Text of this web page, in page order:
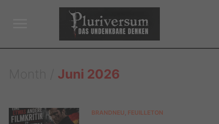
&
Juni 2026
BRANDNEU FEUILLETON